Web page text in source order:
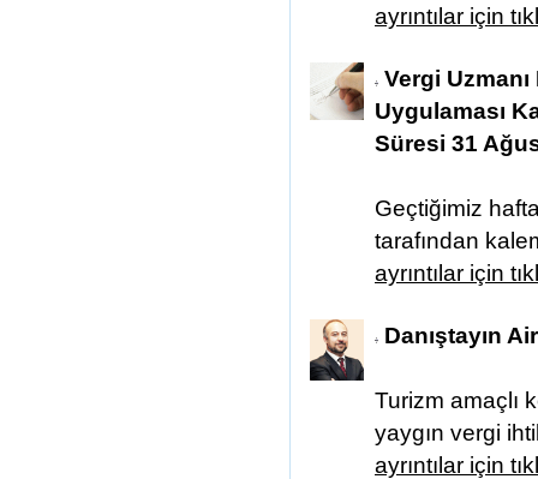
ayrıntılar için
Vergi
Uygulaması
Süresi 31
Geçtiğimiz
tarafından
ayrıntılar için
Danıştayın
Turizm amaçlı
yaygın vergi
ayrıntılar için